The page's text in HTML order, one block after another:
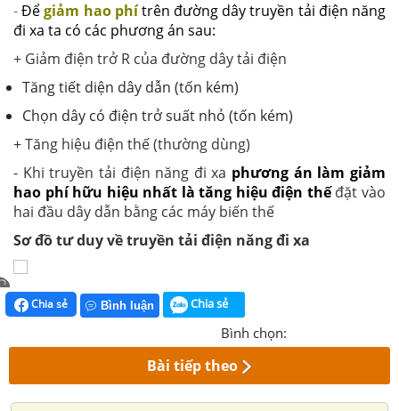
-Đểgiảm hao phítrên đường dây truyền tải điện năng
đi xa ta có các phương án sau:
+ Giảm điện trở R của đường dây tải điện
Tăng tiết diện dây dẫn (tốn kém)
Chọn dây có điện trở suất nhỏ (tốn kém)
+ Tăng hiệu điện thế (thường dùng)
- Khi truyền tải điện năng đi xa phương án làm giảm
hao phí hữu hiệu nhất là tăng hiệu điện thếđặt vào
hai đầu dây dẫn bằng các máy biến thế
Sơ đồ tư duy về truyền tải điện năng đi xa
Chia sẻ Bình luận Chia sẻ
Bình chọn:
Bài tiếp theo